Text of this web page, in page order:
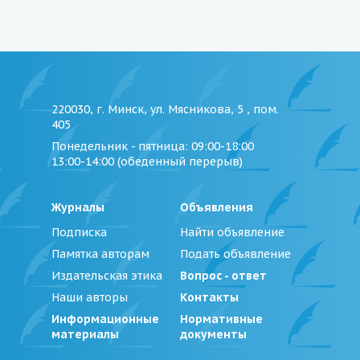
220030, г. Минск, ул. Мясникова, 5 , пом.
405
Понедельник - пятница: 09:00-18:00
13:00-14:00 (обеденный перерыв)
Журналы
Подписка
Памятка авторам
Издательская этика
Наши авторы
Информационные
материалы
Объявления
Найти объявление
Подать объявление
Вопрос - ответ
Контакты
Нормативные
документы